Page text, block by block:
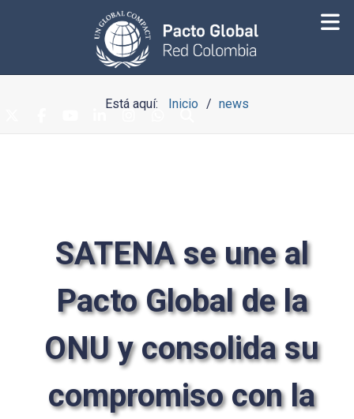
Está aquí: Inicio news
SATENA se une al
Pacto Global de la
ONU y consolida su
compromiso con la